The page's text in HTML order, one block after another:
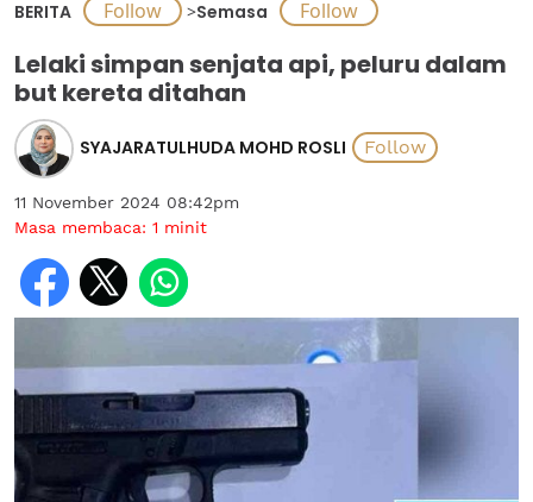
BERITA >Semasa
Lelaki simpan senjata api, peluru dalam
but kereta ditahan
SYAJARATULHUDA MOHD ROSLI
11 November 2024 08:42pm
Masa membaca: 1 minit